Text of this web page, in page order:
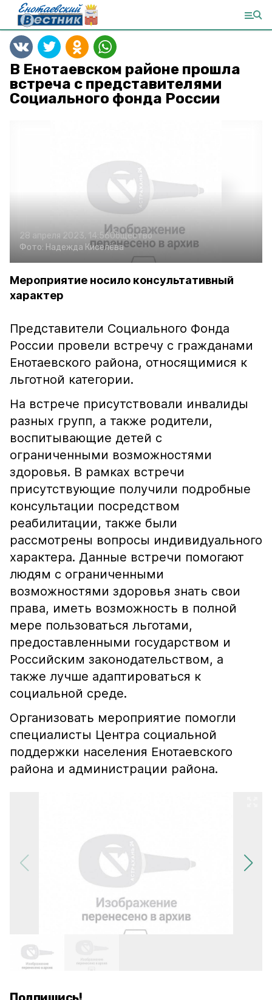
В Енотаевском районе прошла
встреча с представителями
Социального фонда России
28 апреля 2023, 14:56Общество
Фото: Надежда Киселёва
Мероприятие носило консультативный
характер
Представители Социального Фонда
России провели встречу с гражданами
Енотаевского района, относящимися к
льготной категории.
На встрече присутствовали инвалиды
разных групп, а также родители,
воспитывающие детей с
ограниченными возможностями
здоровья. В рамках встречи
присутствующие получили подробные
консультации посредством
реабилитации, также были
рассмотрены вопросы индивидуального
характера. Данные встречи помогают
людям с ограниченными
возможностями здоровья знать свои
права, иметь возможность в полной
мере пользоваться льготами,
предоставленными государством и
Российским законодательством, а
также лучше адаптироваться к
социальной среде.
Организовать мероприятие помогли
специалисты Центра социальной
поддержки населения Енотаевского
района и администрации района.